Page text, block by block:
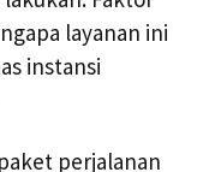
layanan ini
instansi
perjalanan